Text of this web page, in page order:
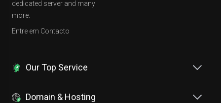
dedicated server and many
more.
Entre em Contacto
Our Top Service
Domain & Hosting